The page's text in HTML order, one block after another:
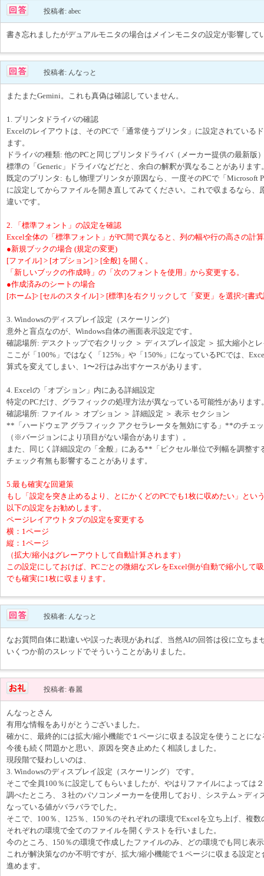
投稿者: abec
書き忘れましたがデュアルモニタの場合はメインモニタの設定が影響して
投稿者: んなっと
またまたGemini。これも真偽は確認していません。
1. プリンタドライバの確認
Excelのレイアウトは、そのPCで「通常使うプリンタ」に設定されている
ます。
ドライバの種類: 他のPCと同じプリンタドライバ（メーカー提供の最新版
標準の「Generic」ドライバなどだと、余白の解釈が異なることがあります
既定のプリンタ: もし物理プリンタが原因なら、一度そのPCで「Microsoft
に設定してからファイルを開き直してみてください。これで収まるなら、
違いです。
2. 「標準フォント」の設定を確認
Excel全体の「標準フォント」がPC間で異なると、列の幅や行の高さの計
●新規ブックの場合 (規定の変更)
[ファイル] > [オプション] > [全般] を開く。
「新しいブックの作成時」の「次のフォントを使用」から変更する。
●作成済みのシートの場合
[ホーム]> [セルのスタイル] > [標準]を右クリックして「変更」を選択>[書
3. Windowsのディスプレイ設定（スケーリング）
意外と盲点なのが、Windows自体の画面表示設定です。
確認場所: デスクトップで右クリック ＞ ディスプレイ設定 ＞ 拡大縮小と
ここが「100%」ではなく「125%」や「150%」になっているPCでは、
算式を変えてしまい、1〜2行はみ出すケースがあります。
4. Excelの「オプション」内にある詳細設定
特定のPCだけ、グラフィックの処理方法が異なっている可能性があります
確認場所: ファイル ＞ オプション ＞ 詳細設定 ＞ 表示 セクション
**「ハードウェア グラフィック アクセラレータを無効にする」**のチェ
（※バージョンにより項目がない場合があります）。
また、同じく詳細設定の「全般」にある**「ピクセル単位で列幅を調整
チェック有無も影響することがあります。
5.最も確実な回避策
もし「設定を突き止めるより、とにかくどのPCでも1枚に収めたい」とい
以下の設定をお勧めします。
ページレイアウトタブの設定を変更する
横：1ページ
縦：1ページ
（拡大/縮小はグレーアウトして自動計算されます）
この設定にしておけば、PCごとの微細なズレをExcel側が自動で縮小して
でも確実に1枚に収まります。
投稿者: んなっと
なお質問自体に勘違いや誤った表現があれば、当然AIの回答は役に立ちま
いくつか前のスレッドでそういうことがありました。
投稿者: 春麗
んなっとさん
有用な情報をありがとうございました。
確かに、最終的には拡大/縮小機能で１ページに収まる設定を使うことに
今後も続く問題かと思い、原因を突き止めたく相談しました。
現段階で疑わしいのは、
3. Windowsのディスプレイ設定（スケーリング） です。
そこで全員100％に設定してもらいましたが、やはりファイルによっては
調べたところ、３社のパソコンメーカーを使用しており、システム＞ディ
なっている値がバラバラでした。
そこで、100％、125％、150％のそれぞれの環境でExcelを立ち上げ、複
それぞれの環境で全てのファイルを開くテストを行いました。
今のところ、150％の環境で作成したファイルのみ、どの環境でも同じ表
これが解決策なのか不明ですが、拡大/縮小機能で１ページに収まる設定
進めます。